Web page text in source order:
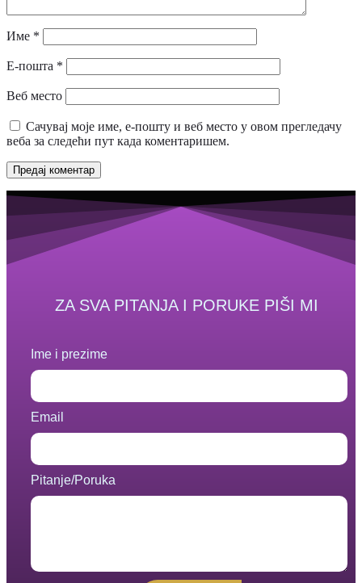
Име *
Е-пошта *
Веб место
Сачувај моје име, е-пошту и веб место у овом прегледачу
веба за следећи пут када коментаришем.
ZA SVA PITANJA I PORUKE PIŠI MI
Ime i prezime
Email
Pitanje/Poruka